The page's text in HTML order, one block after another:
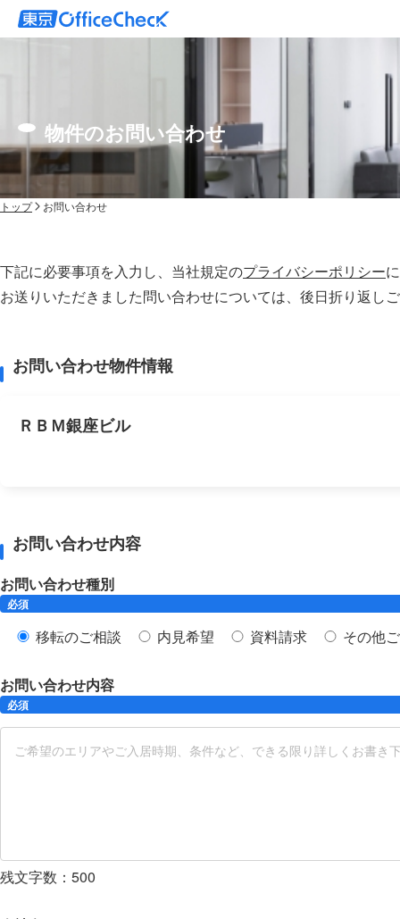
物件のお問い合わせ
トップ お問い合わせ
下記に必要事項を入力し、当社規定のプライバシーポリシー
お送りいただきました問い合わせについては、後⽇折り返し
お問い合わせ物件情報
ＲＢＭ銀座ビル
お問い合わせ内容
お問い合わせ種別
必須
移転のご相談 内見希望 資料請求 その他
お問い合わせ内容
必須
残文字数： 500